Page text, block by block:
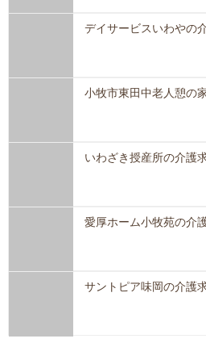
デイサービスいわやの
小牧市東田中老人憩の
いわざき授産所の介護
愛厚ホーム小牧苑の介
サントピア味岡の介護